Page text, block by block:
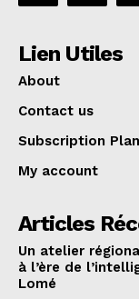
Lien Utiles
About
Contact us
Subscription
My account
Articles
Un atelier
à l’ère de
Lomé